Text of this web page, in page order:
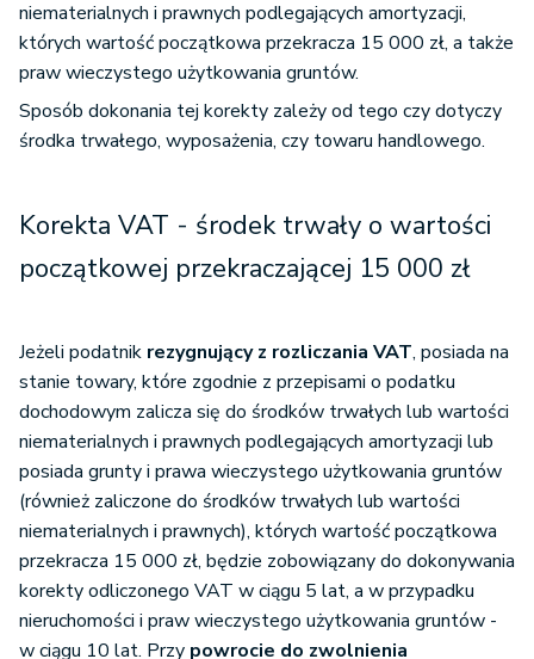
niematerialnych i prawnych podlegających amortyzacji,
których wartość początkowa przekracza 15 000 zł, a także
praw wieczystego użytkowania gruntów.
Sposób dokonania tej korekty zależy od tego czy dotyczy
środka trwałego, wyposażenia, czy towaru handlowego.
Korekta VAT - środek trwały o wartości
początkowej przekraczającej 15 000 zł
Jeżeli podatnik rezygnujący z rozliczania VAT, posiada na
stanie towary, które zgodnie z przepisami o podatku
dochodowym zalicza się do środków trwałych lub wartości
niematerialnych i prawnych podlegających amortyzacji lub
posiada grunty i prawa wieczystego użytkowania gruntów
(również zaliczone do środków trwałych lub wartości
niematerialnych i prawnych), których wartość początkowa
przekracza 15 000 zł, będzie zobowiązany do dokonywania
korekty odliczonego VAT w ciągu 5 lat, a w przypadku
nieruchomości i praw wieczystego użytkowania gruntów -
w ciągu 10 lat. Przy powrocie do zwolnienia